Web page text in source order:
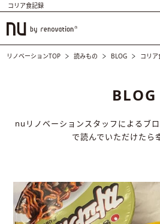
コリア食記録
リノベーションTOP 読みもの BLOG コリ
BLOG
nuリノベーションスタッフによるブロ
で読んでいただけたら